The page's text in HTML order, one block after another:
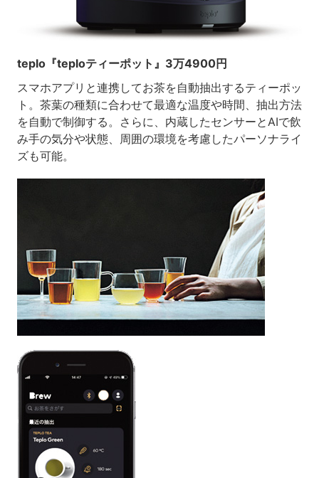
teplo『teploティーポット』3万4900円
スマホアプリと連携してお茶を自動抽出するティーポッ
ト。茶葉の種類に合わせて最適な温度や時間、抽出方法
を自動で制御する。さらに、内蔵したセンサーとAIで飲
み手の気分や状態、周囲の環境を考慮したパーソナライ
ズも可能。